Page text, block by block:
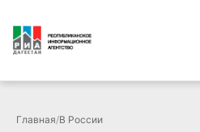
Главная/В России